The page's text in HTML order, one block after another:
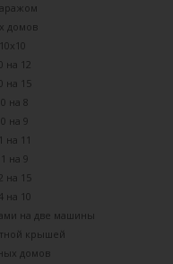
домов
на 12
на 15
на 8
на 9
на 11
на 9
на 15
на 10
на две машины
крышей
домов